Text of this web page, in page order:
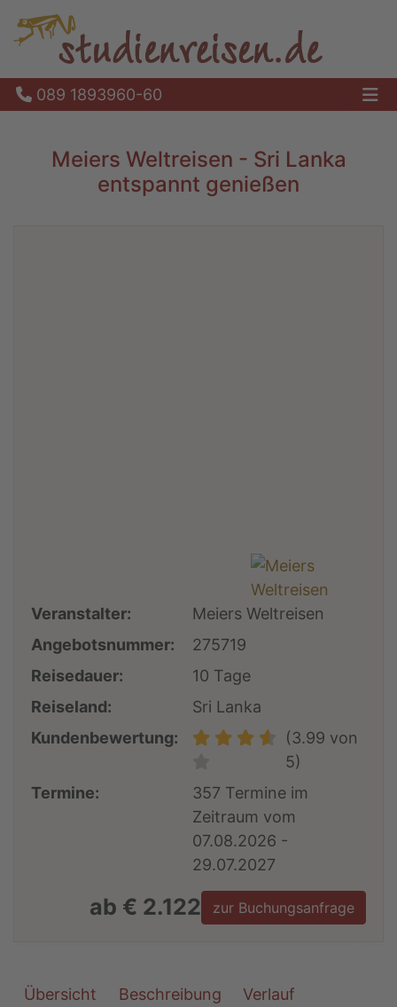
089 1893960-60
Meiers Weltreisen - Sri Lanka
entspannt genießen
Veranstalter:
Meiers Weltreisen
Angebotsnummer:
275719
Reisedauer:
10 Tage
Reiseland:
Sri Lanka
Kundenbewertung:
(3.99 von
5)
Termine:
357 Termine im
Zeitraum vom
07.08.2026 -
29.07.2027
ab € 2.122 zur Buchungsanfrage
Übersicht Beschreibung Verlauf